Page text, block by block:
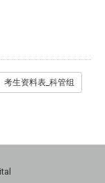
考生资料表_科管组